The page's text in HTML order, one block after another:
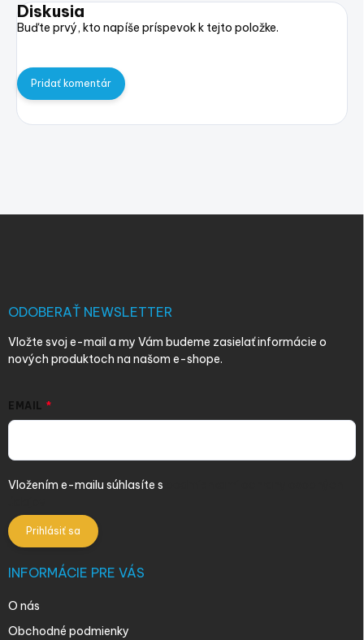
Diskusia
Buďte prvý, kto napíše príspevok k tejto položke.
Pridať komentár
ODOBERAŤ NEWSLETTER
Vložte svoj e-mail a my Vám budeme zasielať informácie o
nových produktoch na našom e-shope.
EMAIL
Vložením e-mailu súhlasíte s
Prihlásiť sa
INFORMÁCIE PRE VÁS
O nás
Obchodné podmienky